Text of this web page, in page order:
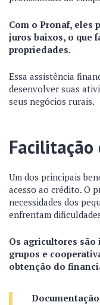
Com o Pronaf, eles
juros baixos, o que
propriedades.
Essa assistência
desenvolver suas
seus negócios rurais.
Facilitação
Um dos principais
acesso ao crédito. O
necessidades dos
enfrentam
Os agricultores
grupos e
obtenção do